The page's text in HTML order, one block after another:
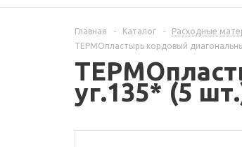
Главная - Каталог - Расходные
ТЕРМОпластырь кордовый
уг.135* (5